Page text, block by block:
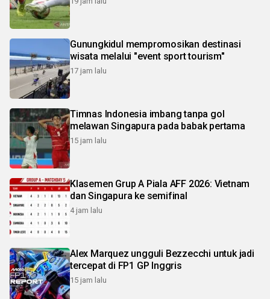
Gunungkidul mempromosikan destinasi
wisata melalui "event sport tourism"
17 jam lalu
Timnas Indonesia imbang tanpa gol
melawan Singapura pada babak pertama
15 jam lalu
Klasemen Grup A Piala AFF 2026: Vietnam
dan Singapura ke semifinal
4 jam lalu
Alex Marquez ungguli Bezzecchi untuk jadi
tercepat di FP1 GP Inggris
15 jam lalu